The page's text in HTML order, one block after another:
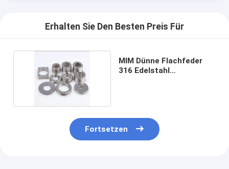
Erhalten Sie Den Besten Preis Für
MIM Dünne Flachfeder
316 Edelstahl
Fortsetzen